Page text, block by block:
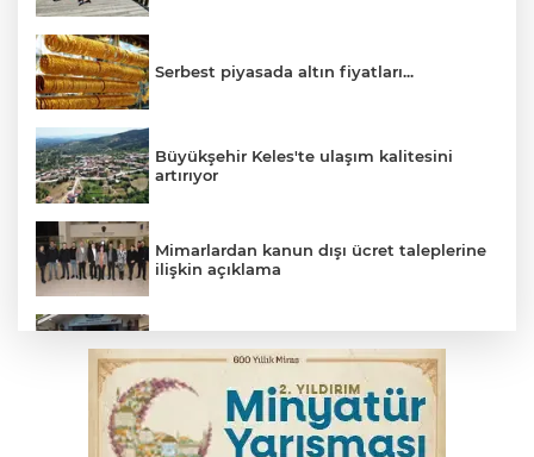
Serbest piyasada altın fiyatları...
Büyükşehir Keles'te ulaşım kalitesini
artırıyor
Mimarlardan kanun dışı ücret taleplerine
ilişkin açıklama
Başkan Aydın: Tüm imkanları sunuyoruz
Başkan Dalgıç: Denizler halkındır